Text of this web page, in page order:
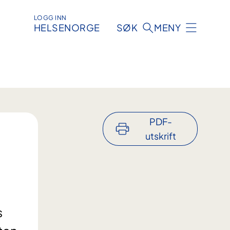
LOGG INN
HELSENORGE SØK MENY
PDF-
utskrift